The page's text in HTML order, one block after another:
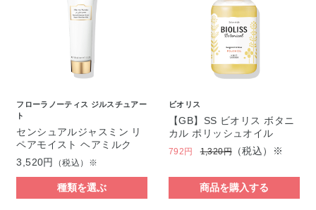
フローラノーティス ジルスチュアー
ト
センシュアルジャスミン リ
ペアモイスト ヘアミルク
3,520円
（税込）※
種類を選ぶ
ビオリス
【GB】SS ビオリス ボタニ
カル ポリッシュオイル
792円 1,320円（税込）※
商品を購入する